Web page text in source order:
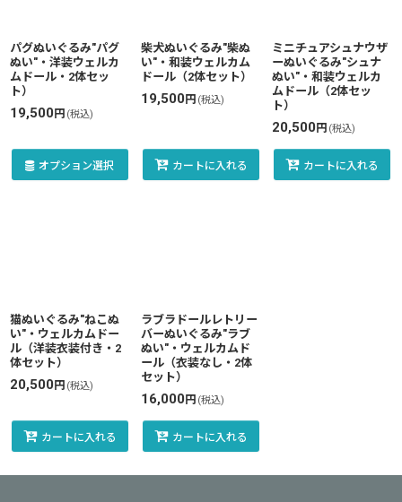
パグぬいぐるみ"パグ
ぬい"・洋装ウェルカ
ムドール・2体セッ
ト）
19,500円 (税込)
オプション選択
柴犬ぬいぐるみ"柴ぬ
い"・和装ウェルカム
ドール（2体セット）
19,500円 (税込)
カートに入れる
ミニチュアシュナウザ
ーぬいぐるみ"シュナ
ぬい"・和装ウェルカ
ムドール（2体セッ
ト）
20,500円 (税込)
カートに入れる
猫ぬいぐるみ"ねこぬ
い"・ウェルカムドー
ル（洋装衣装付き・2
体セット）
20,500円 (税込)
カートに入れる
ラブラドールレトリー
バーぬいぐるみ"ラブ
ぬい"・ウェルカムド
ール（衣装なし・2体
セット）
16,000円 (税込)
カートに入れる